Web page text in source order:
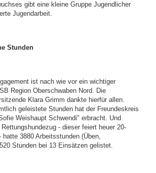
gibt eine kleine Gruppe Jugendlicher
Jugendarbeit.
Stunden
ist nach wie vor ein wichtiger
Region Oberschwaben Nord. Die
Klara Grimm dankte hierfür allen.
geleistete Stunden hat der Freundeskreis
Weishaupt Schwendi" erbracht. Und
- dieser feiert heuer 20-
3880 Arbeitsstunden (Üben,
Stunden bei 13 Einsätzen gelistet.